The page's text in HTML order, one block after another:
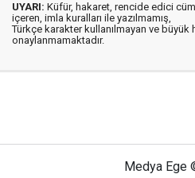
UYARI: Küfür, hakaret, rencide edici
içeren, imla kuralları ile yazılmamış,
Türkçe karakter kullanılmayan ve büyük
onaylanmamaktadır.
Medya Ege